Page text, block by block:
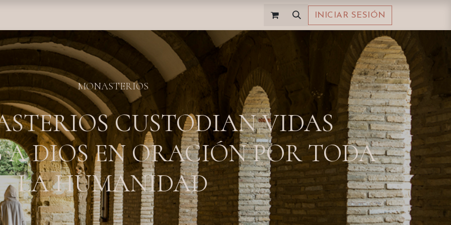
INICIAR SESIÓN
MONASTERIOS
CUSTODIAN VIDAS
A DIOS EN ORACIÓN POR TODA
LA HUMANIDAD